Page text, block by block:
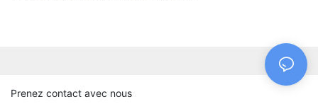
Prenez contact avec nous